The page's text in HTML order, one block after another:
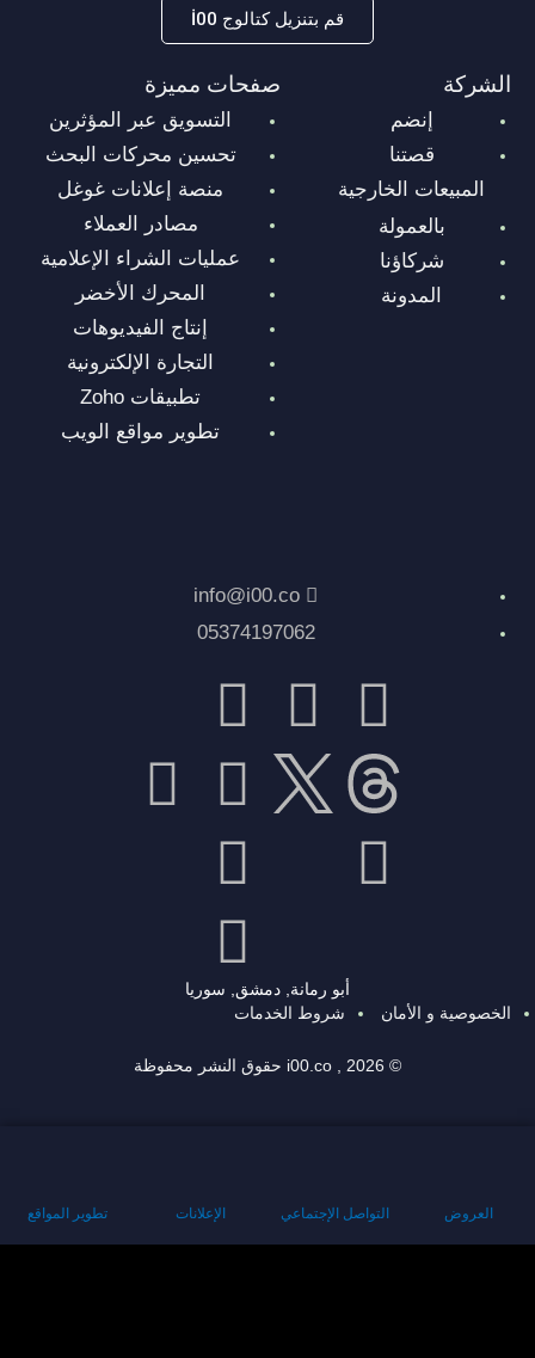
قم بتنزيل كتالوج İ00
الشركة
إنضم
قصتنا
المبيعات الخارجية
بالعمولة
شركاؤنا
المدونة
صفحات مميزة
التسويق عبر المؤثرين
تحسين محركات البحث
منصة إعلانات غوغل
مصادر العملاء
عمليات الشراء الإعلامية
المحرك الأخضر
إنتاج الفيديوهات
التجارة الإلكترونية
تطبيقات Zoho
تطوير مواقع الويب
info@i00.co
05374197062
أبو رمانة, دمشق, سوريا
الخصوصية و الأمان
شروط الخدمات
© 2026 , i00.co حقوق النشر محفوظة
العروض التواصل الإجتماعي الإعلانات تطوير المواقع